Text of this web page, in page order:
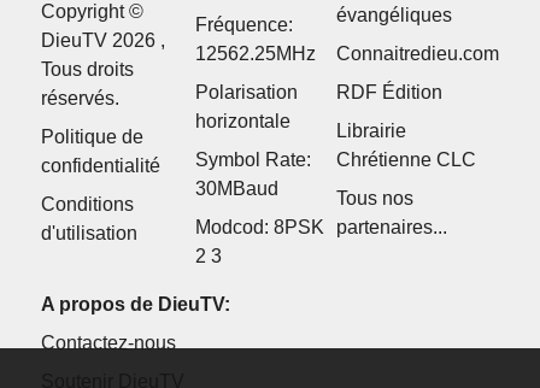
Copyright ©
DieuTV 2026 ,
Tous droits
réservés.
Politique de
confidentialité
Conditions
d'utilisation
Fréquence:
12562.25MHz
Polarisation
horizontale
Symbol Rate:
30MBaud
Modcod: 8PSK
2 3
évangéliques
Connaitredieu.com
RDF Édition
Librairie
Chrétienne CLC
Tous nos
partenaires...
A propos de DieuTV:
Contactez-nous